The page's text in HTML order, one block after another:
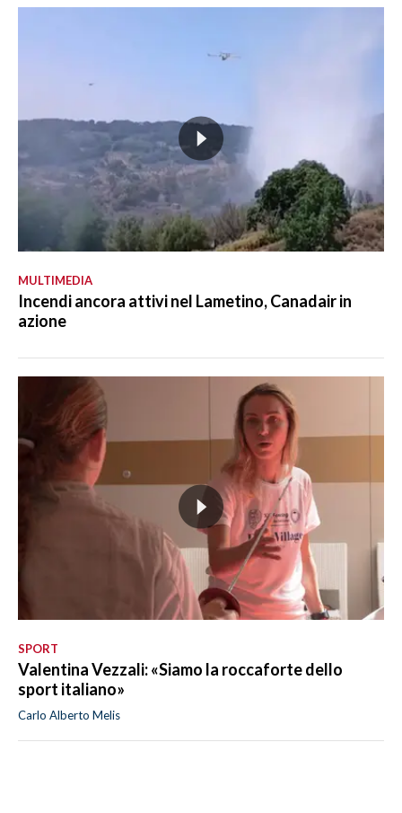
MULTIMEDIA
Incendi ancora attivi nel Lametino, Canadair in
azione
SPORT
Valentina Vezzali: «Siamo la roccaforte dello
sport italiano»
Carlo Alberto Melis